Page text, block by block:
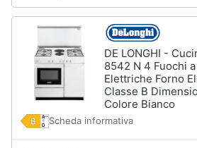
DE LONGHI -
8542 N 4 Fuochi
Elettriche Forno
Classe B
Colore Bianco
Scheda informativa